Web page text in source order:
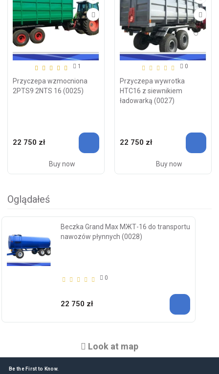
1
Przyczepa wzmocniona
2PTS9 2NTS 16 (0025)
22 750 zł
Buy now
0
Przyczepa wywrotka
HTC16 z siewnikiem
ładowarką (0027)
22 750 zł
Buy now
Oglądałeś
Beczka Grand Max МЖТ-16 do transportu
nawozów płynnych (0028)
0
22 750 zł
Look at map
Be the First to Know.